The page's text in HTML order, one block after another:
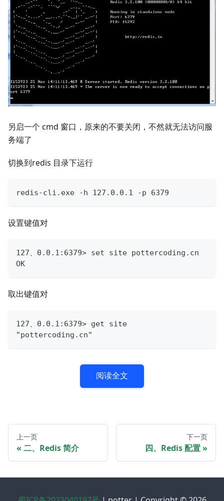
另启一个 cmd 窗口，原来的不要关闭，不然就无法访问服
务端了
切换到redis 目录下运行
redis-cli.exe -h 127.0.0.1 -p 6379
设置键值对
127、0.0.1:6379> set site pottercoding.cn
OK
取出键值对
127、0.0.1:6379> get site
"pottercoding.cn"
阅读全文
上一页
二、Redis 简介
下一页
四、Redis 配置